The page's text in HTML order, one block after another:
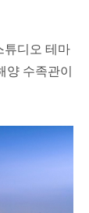
튜디오 테마
양 수족관이